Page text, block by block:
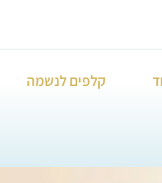
קלפים לנשמה